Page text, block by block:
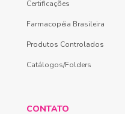
Certificações
Farmacopéia Brasileira
Produtos Controlados
Catálogos/Folders
CONTATO